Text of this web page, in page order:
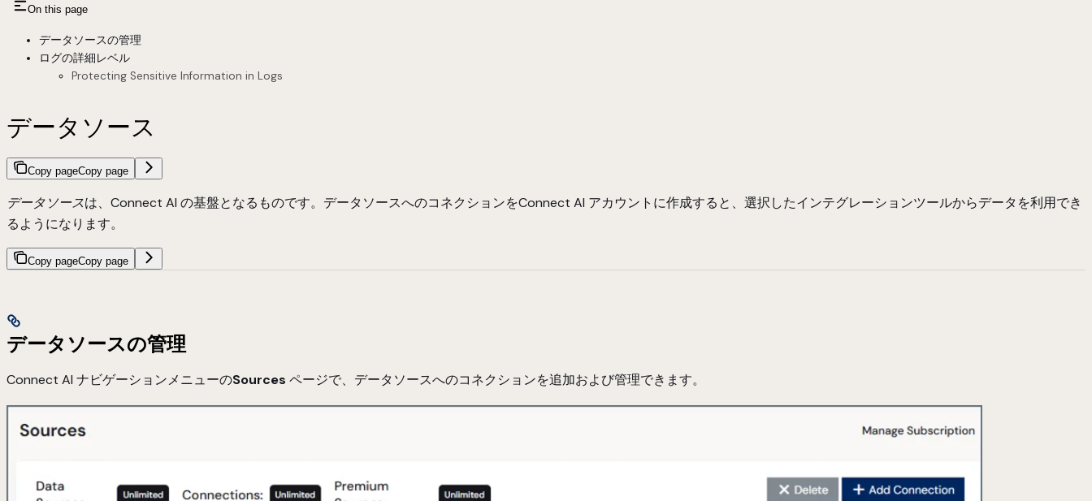
On this page
データソースの管理
ログの詳細レベル
Protecting Sensitive Information in Logs
データソース
Copy pageCopy page
データソースは、Connect AI の基盤となるものです。データソースへのコネクションをConnect AI アカウントに作成すると、選択したインテグレーションツールからデータを利用でき
るようになります。
Copy pageCopy page
データソースの管理
Connect AI ナビゲーションメニューのSources ページで、データソースへのコネクションを追加および管理できます。